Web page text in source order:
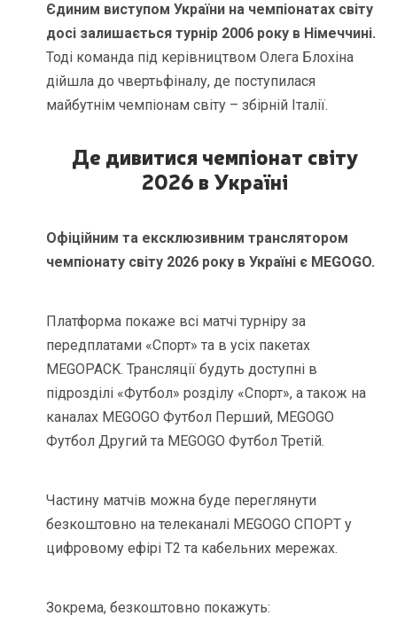
Єдиним виступом України на чемпіонатах світу
досі залишається турнір 2006 року в Німеччині.
Тоді команда під керівництвом Олега Блохіна
дійшла до чвертьфіналу, де поступилася
майбутнім чемпіонам світу – збірній Італії.
Де дивитися чемпіонат світу
2026 в Україні
Офіційним та ексклюзивним транслятором
чемпіонату світу 2026 року в Україні є MEGOGO.
Платформа покаже всі матчі турніру за
передплатами «Спорт» та в усіх пакетах
MEGOPACK. Трансляції будуть доступні в
підрозділі «Футбол» розділу «Спорт», а також на
каналах MEGOGO Футбол Перший, MEGOGO
Футбол Другий та MEGOGO Футбол Третій.
Частину матчів можна буде переглянути
безкоштовно на телеканалі MEGOGO СПОРТ у
цифровому ефірі Т2 та кабельних мережах.
Зокрема, безкоштовно покажуть: